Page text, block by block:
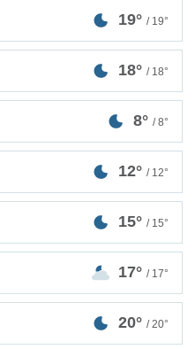
19° / 19°
18° / 18°
8° / 8°
12° / 12°
15° / 15°
17° / 17°
20° / 20°